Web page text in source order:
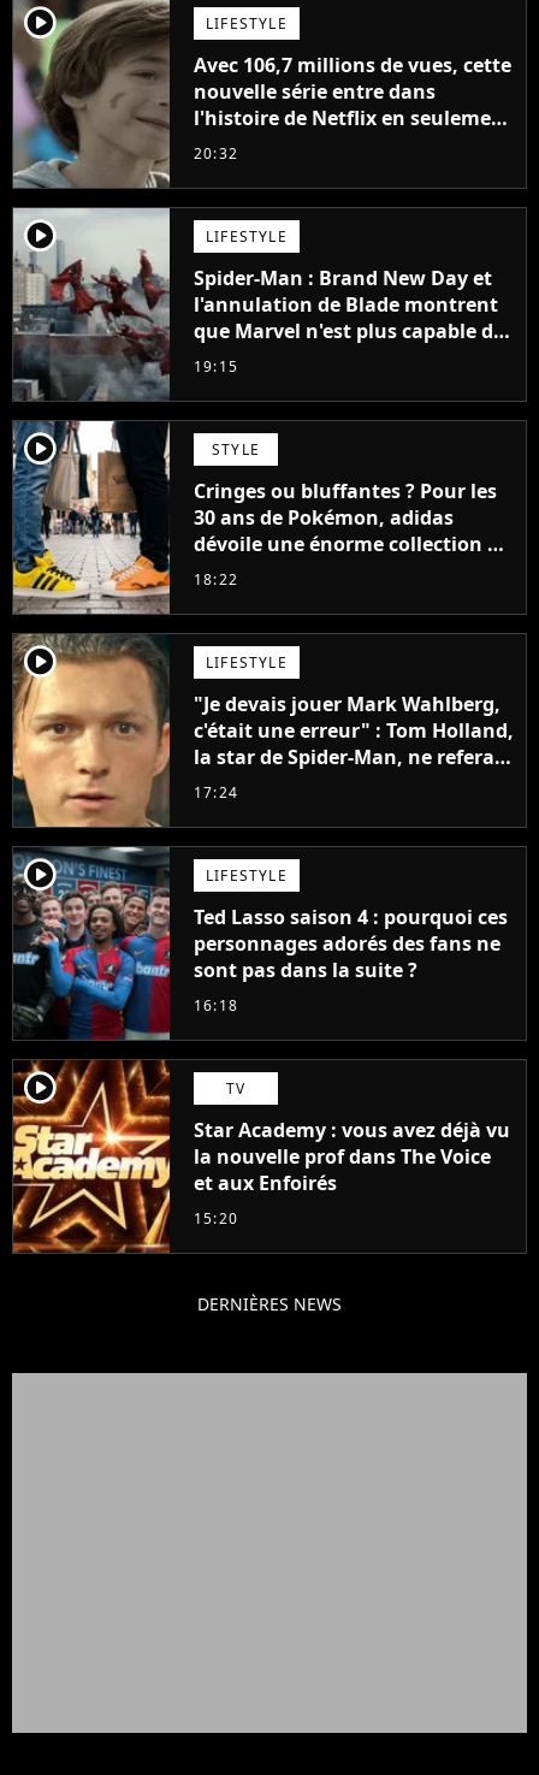
player2 LIFESTYLE
Avec 106,7 millions de vues, cette
nouvelle série entre dans
l'histoire de Netflix en seulement
48 jours
20:32
player2 LIFESTYLE
Spider-Man : Brand New Day et
l'annulation de Blade montrent
que Marvel n'est plus capable de
faire quoi que ce soit de simple
19:15
player2 STYLE
Cringes ou bluffantes ? Pour les
30 ans de Pokémon, adidas
dévoile une énorme collection de
sneakers et je ne sais pas quoi en
18:22
player2 LIFESTYLE
"Je devais jouer Mark Wahlberg,
c'était une erreur" : Tom Holland,
la star de Spider-Man, ne referait
pas ce blockbuster
17:24
player2 LIFESTYLE
Ted Lasso saison 4 : pourquoi ces
personnages adorés des fans ne
sont pas dans la suite ?
16:18
player2 TV
Star Academy : vous avez déjà vu
la nouvelle prof dans The Voice
et aux Enfoirés
15:20
DERNIÈRES NEWS